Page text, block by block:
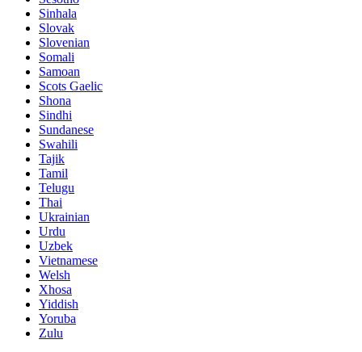
Sinhala
Slovak
Slovenian
Somali
Samoan
Scots Gaelic
Shona
Sindhi
Sundanese
Swahili
Tajik
Tamil
Telugu
Thai
Ukrainian
Urdu
Uzbek
Vietnamese
Welsh
Xhosa
Yiddish
Yoruba
Zulu